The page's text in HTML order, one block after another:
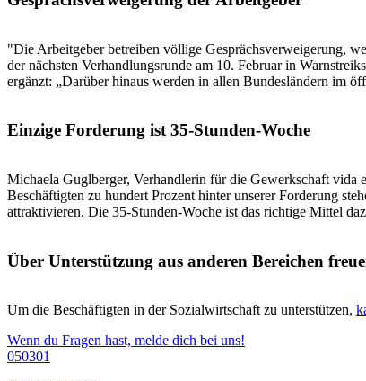
"Die Arbeitgeber betreiben völlige Gesprächsverweigerung,
der nächsten Verhandlungsrunde am 10. Februar in
ergänzt: „Darüber hinaus werden in allen Bundesländern im
Einzige Forderung ist 35-Stunden-Woche
Michaela Guglberger, Verhandlerin für die Gewerkschaft vida
Beschäftigten zu hundert Prozent hinter unserer Forderung
attraktivieren. Die 35-Stunden-Woche ist das richtige Mittel
Über Unterstützung aus anderen Bereichen
Um die Beschäftigten in der Sozialwirtschaft zu unterstützen,
Wenn du Fragen hast, melde dich bei uns!
050301